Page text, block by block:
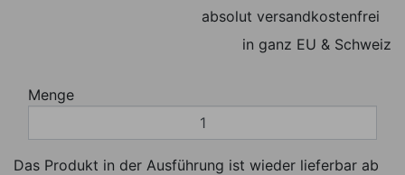
absolut versandkostenfrei
in ganz EU & Schweiz
Menge
Das Produkt in der Ausführung ist wieder lieferbar ab